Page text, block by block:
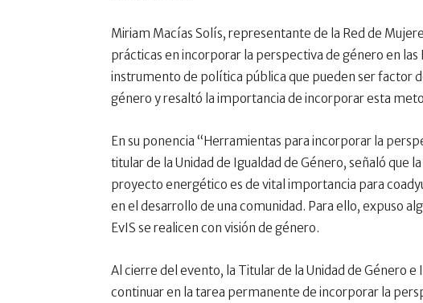
Miriam Macías Solís, representante de la Red de
prácticas en incorporar la perspectiva de género en las
instrumento de política pública que pueden ser factor
género y resaltó la importancia de incorporar esta
En su ponencia “Herramientas para incorporar la
titular de la Unidad de Igualdad de Género, señaló que
proyecto energético es de vital importancia para
en el desarrollo de una comunidad. Para ello, expuso
EvIS se realicen con visión de género.
Al cierre del evento, la Titular de la Unidad de Género e
continuar en la tarea permanente de incorporar la